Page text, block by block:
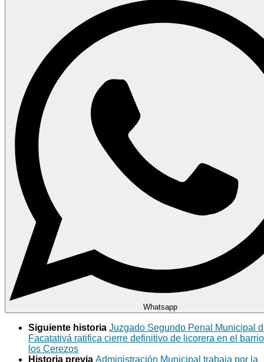
Whatsapp
Siguiente historia Juzgado Segundo Penal Municipal
Facatativá ratifica cierre definitivo de licorera en el barrio
los Cerezos
Historia previa Administración Municipal trabaja por la